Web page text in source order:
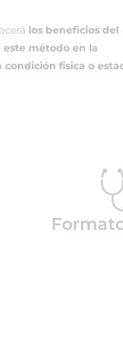
los beneficios del
método en la
condición física o